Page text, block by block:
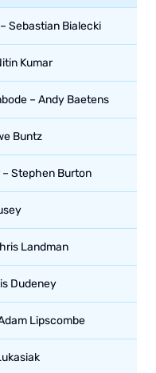
Sebastian Bialecki
Kumar
– Andy Baetens
Buntz
Stephen Burton
Landman
Dudeney
Lipscombe